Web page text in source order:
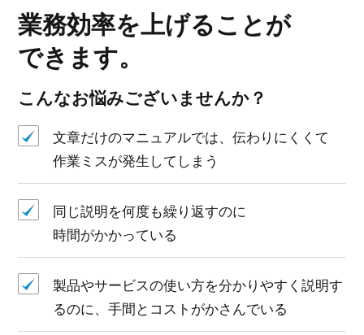
業務効率を上げることが
できます。
こんなお悩みございませんか？
文章だけのマニュアルでは、伝わりにくくて
作業ミスが発生してしまう
同じ説明を何度も繰り返すのに
時間がかかっている
製品やサービスの使い方を分かりやすく説明す
るのに、 手間とコストがかさんでいる